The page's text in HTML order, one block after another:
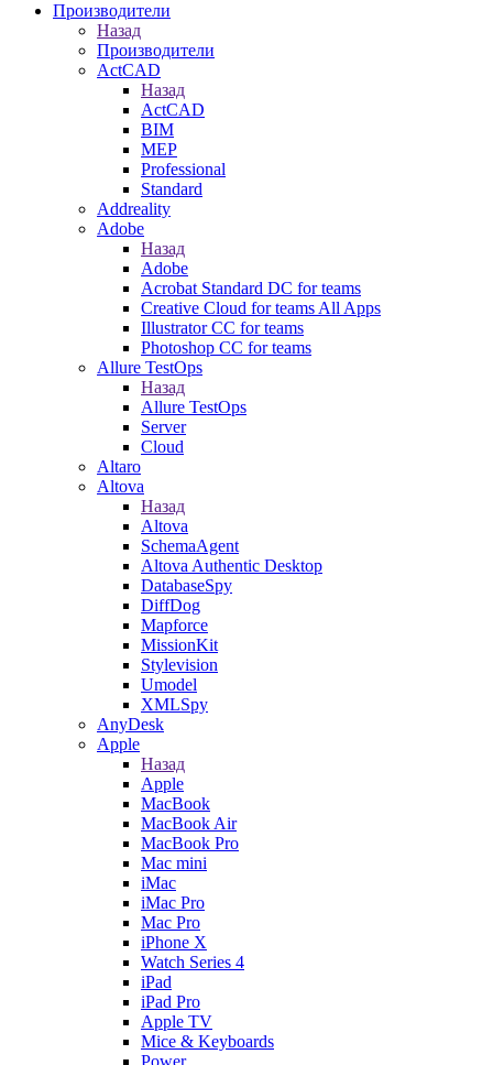
Производители
Назад
Производители
ActCAD
Назад
ActCAD
BIM
MEP
Professional
Standard
Addreality
Adobe
Назад
Adobe
Acrobat Standard DC for teams
Creative Cloud for teams All Apps
Illustrator CC for teams
Photoshop CC for teams
Allure TestOps
Назад
Allure TestOps
Server
Cloud
Altaro
Altova
Назад
Altova
SchemaAgent
Altova Authentic Desktop
DatabaseSpy
DiffDog
Mapforce
MissionKit
Stylevision
Umodel
XMLSpy
AnyDesk
Apple
Назад
Apple
MacBook
MacBook Air
MacBook Pro
Mac mini
iMac
iMac Pro
Mac Pro
iPhone X
Watch Series 4
iPad
iPad Pro
Apple TV
Mice & Keyboards
Power